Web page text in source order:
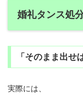
婚礼タンス処
「そのまま出せ
実際には、